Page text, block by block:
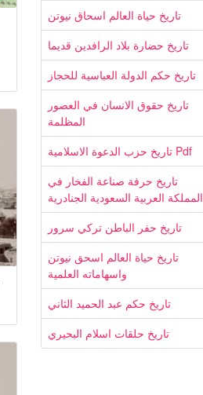
تاريخ حياة العالم اسحاق نيوتن
تاريخ حضارة بلاد الرافدين قديما
تاريخ حكم الدولة العباسية للحجاز
تاريخ حقوق الانسان في العصور
المظلمة
تاريخ حزب الدعوة الاسلامية Pdf
تاريخ حرفة صناعة الفخار في
المملكة العربية السعودية الجنادرية
تاريخ حفر الباطن تركي سرور
تاريخ حياة العالم اسحق نيوتن
واسهاماته العلمية
تاريخ حكم عبد الحميد الثاني
تاريخ حلقات اسلام البحيري